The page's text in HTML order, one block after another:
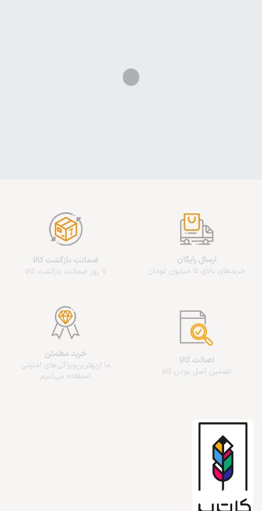
ارسال رایگان
خریدهای بالای 5 میلیون تومان
ضمانت بازگشت کالا
7 روز ضمانت بازگشت کالا
اصالت کالا
تضمین اصل بودن کالا
خرید مطمئن
ما از‌بهترین‌ویژگی‌های امنیتی
استفاده می‌کنیم